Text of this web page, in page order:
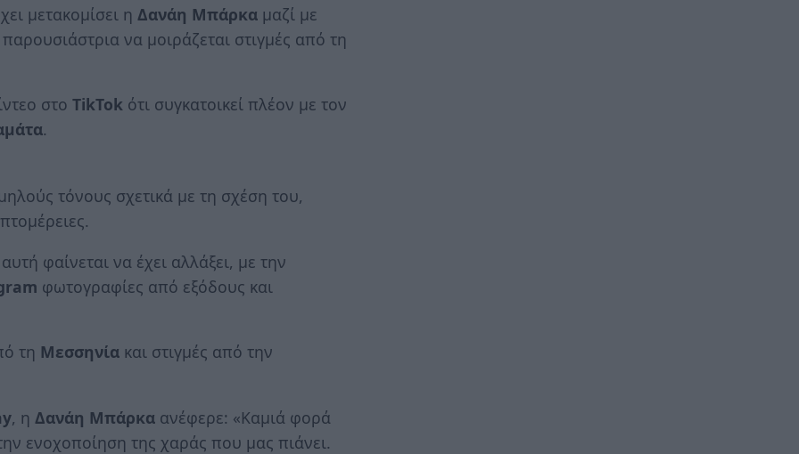
μετακομίσει η Δανάη Μπάρκα μαζί με
να μοιράζεται στιγμές από τη
στο TikTok ότι συγκατοικεί πλέον με τον
.
τόνους σχετικά με τη σχέση του,
φαίνεται να έχει αλλάξει, με την
φωτογραφίες από εξόδους και
τη Μεσσηνία και στιγμές από την
, η Δανάη Μπάρκα ανέφερε: «Καμιά φορά
ενοχοποίηση της χαράς που μας πιάνει.